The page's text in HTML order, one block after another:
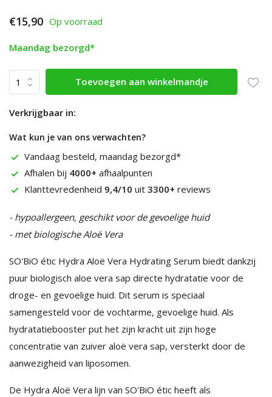
€15,90 Op voorraad
Maandag bezorgd*
Toevoegen aan winkelmandje
Verkrijgbaar in:
Wat kun je van ons verwachten?
Vandaag besteld, maandag bezorgd*
Afhalen bij 4000+ afhaalpunten
Klanttevredenheid 9,4/10 uit 3300+ reviews
- hypoallergeen, geschikt voor de gevoelige huid
- met biologische Aloë Vera
SO'BiO étic Hydra Aloë Vera Hydrating Serum biedt dankzij
puur biologisch aloe vera sap directe hydratatie voor de
droge- en gevoelige huid. Dit serum is speciaal
samengesteld voor de vochtarme, gevoelige huid. Als
hydratatiebooster put het zijn kracht uit zijn hoge
concentratie van zuiver aloë vera sap, versterkt door de
aanwezigheid van liposomen.
De Hydra Aloë Vera lijn van SO'BiO étic heeft als